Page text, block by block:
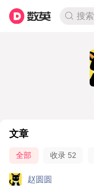
搜索
文章
全部 收录 52
赵圆圆